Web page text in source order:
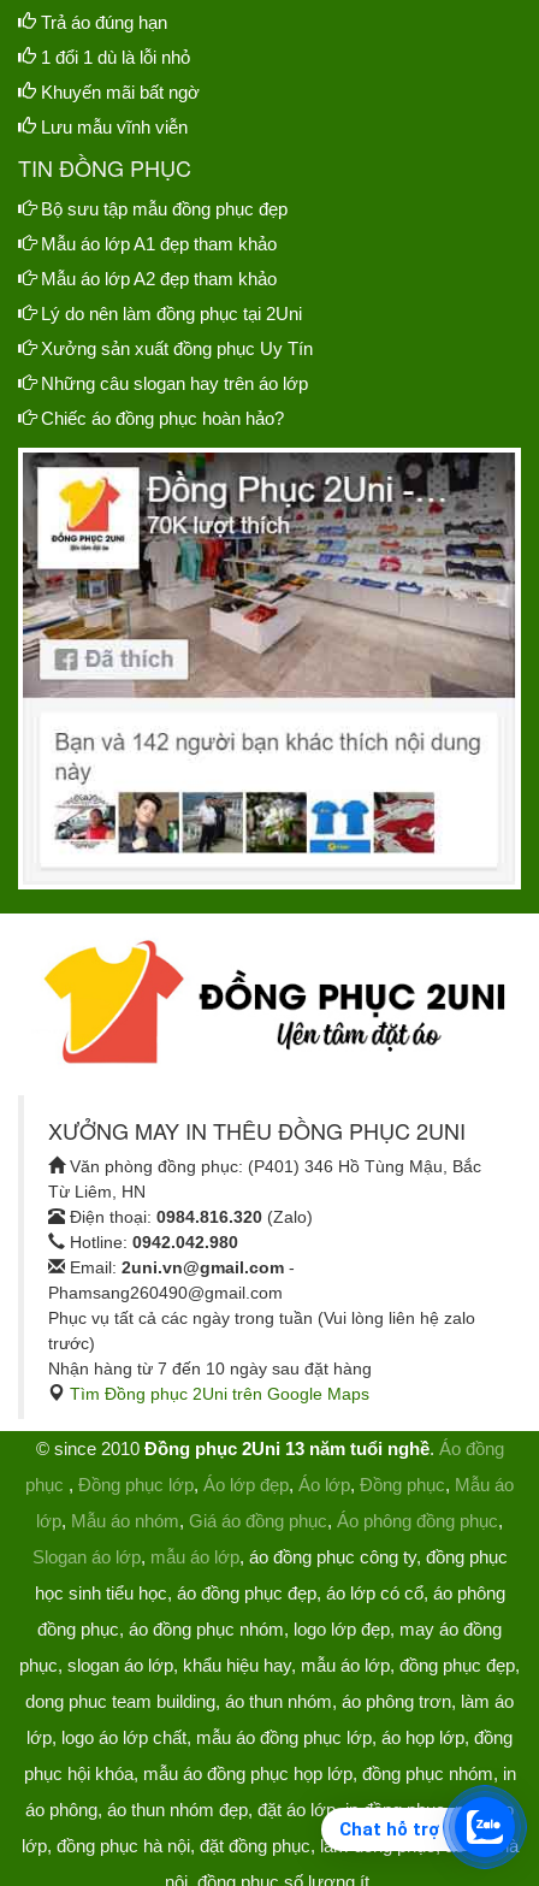
Trả áo đúng hạn
1 đổi 1 dù là lỗi nhỏ
Khuyến mãi bất ngờ
Lưu mẫu vĩnh viễn
TIN ĐỒNG PHỤC
Bộ sưu tập mẫu đồng phục đẹp
Mẫu áo lớp A1 đẹp tham khảo
Mẫu áo lớp A2 đẹp tham khảo
Lý do nên làm đồng phục tại 2Uni
Xưởng sản xuất đồng phục Uy Tín
Những câu slogan hay trên áo lớp
Chiếc áo đồng phục hoàn hảo?
Chat hỗ trợ
XƯỞNG MAY IN THÊU ĐỒNG PHỤC 2UNI
Văn phòng đồng phục: (P401) 346 Hồ Tùng Mậu, Bắc
Từ Liêm, HN
Điện thoại: 0984.816.320 (Zalo)
Hotline: 0942.042.980
Email: 2uni.vn@gmail.com -
Phamsang260490@gmail.com
Phục vụ tất cả các ngày trong tuần (Vui lòng liên hệ zalo
trước)
Nhận hàng từ 7 đến 10 ngày sau đặt hàng
Tìm Đồng phục 2Uni trên Google Maps
© since 2010 Đồng phục 2Uni 13 năm tuổi nghề. Áo đồng
phục , Đồng phục lớp, Áo lớp đẹp, Áo lớp, Đồng phục, Mẫu áo
lớp, Mẫu áo nhóm, Giá áo đồng phục, Áo phông đồng phục,
Slogan áo lớp, mẫu áo lớp, áo đồng phục công ty, đồng phục
học sinh tiểu học, áo đồng phục đẹp, áo lớp có cổ, áo phông
đồng phục, áo đồng phục nhóm, logo lớp đẹp, may áo đồng
phục, slogan áo lớp, khẩu hiệu hay, mẫu áo lớp, đồng phục đẹp,
dong phuc team building, áo thun nhóm, áo phông trơn, làm áo
lớp, logo áo lớp chất, mẫu áo đồng phục lớp, áo họp lớp, đồng
phục hội khóa, mẫu áo đồng phục họp lớp, đồng phục nhóm, in
áo phông, áo thun nhóm đẹp, đặt áo lớp, in đồng phục, may áo
lớp, đồng phục hà nội, đặt đồng phục, làm đồng phục, áo lớp hà
nội, đồng phục số lượng ít.